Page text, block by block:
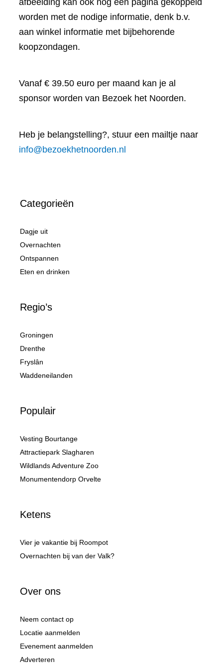
worden met de nodige informatie, denk b.v.
aan winkel informatie met bijbehorende
koopzondagen.
Vanaf € 39.50 euro per maand kan je al
sponsor worden van Bezoek het Noorden.
Heb je belangstelling?, stuur een mailtje naar
info@bezoekhetnoorden.nl
Categorieën
Dagje uit
Overnachten
Ontspannen
Eten en drinken
Regio’s
Groningen
Drenthe
Fryslân
Waddeneilanden
Populair
Vesting Bourtange
Attractiepark Slagharen
Wildlands Adventure Zoo
Monumentendorp Orvelte
Ketens
Vier je vakantie bij Roompot
Overnachten bij van der Valk?
Over ons
Neem contact op
Locatie aanmelden
Evenement aanmelden
Adverteren